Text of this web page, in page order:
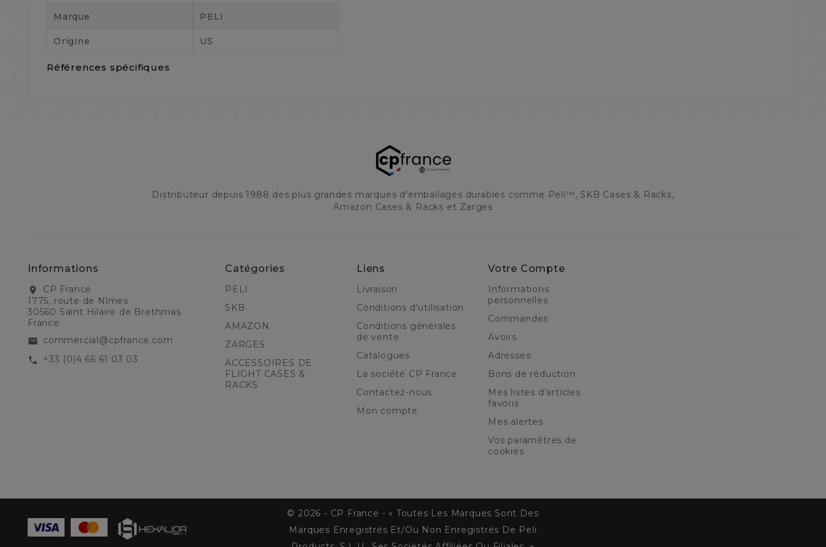
Marque PELI
Origine US
Références spécifiques
Distributeur depuis 1988 des plus grandes marques d'emballages durables comme Peli™, SKB Cases & Racks,
Amazon Cases & Racks et Zarges
Informations
location_on
CP France
1775, route de Nîmes
30560 Saint Hilaire de Brethmas
France
email commercial@cpfrance.com
call +33 (0)4 66 61 03 03
Catégories
PELI
SKB
AMAZON
ZARGES
ACCESSOIRES DE
FLIGHT CASES &
RACKS
Liens
Livraison
Conditions d'utilisation
Conditions générales
de vente
Catalogues
La société CP France
Contactez-nous
Mon compte
Votre Compte
Informations
personnelles
Commandes
Avoirs
Adresses
Bons de réduction
Mes listes d'articles
favoris
Mes alertes
Vos paramètres de
cookies
© 2026 - CP France - « Toutes Les Marques Sont Des
Marques Enregistrés Et/ou Non Enregistrés De Peli